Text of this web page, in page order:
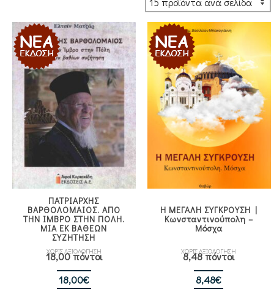
ΠΑΤΡΙΑΡΧΗΣ
ΒΑΡΘΟΛΟΜΑΙΟΣ. ΑΠΟ
ΤΗΝ ΙΜΒΡΟ ΣΤΗΝ ΠΟΛΗ.
ΜΙΑ ΕΚ ΒΑΘΕΩΝ
ΣΥΖΗΤΗΣΗ
ΧΩΡΙΣ ΑΞΙΟΛΟΓΗΣΗ
18,00 πόντοι
18,00€
Η ΜΕΓΑΛΗ ΣΥΓΚΡΟΥΣΗ |
Κωνσταντινούπολη –
Μόσχα
ΧΩΡΙΣ ΑΞΙΟΛΟΓΗΣΗ
8,48 πόντοι
8,48€